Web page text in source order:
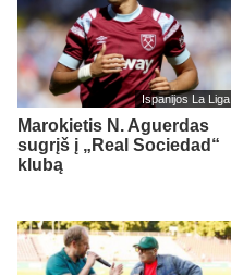
Ispanijos La Liga
Marokietis N. Aguerdas
sugrįš į „Real Sociedad“
klubą